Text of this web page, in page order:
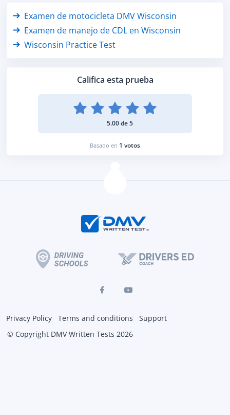
Califica esta prueba
5.00 de 5
Basado en 1 votos
Examen de motocicleta DMV Wisconsin
Examen de manejo de CDL en Wisconsin
Wisconsin Practice Test
Privacy Policy Terms and conditions
Support
© Copyright DMV Written Tests 2026